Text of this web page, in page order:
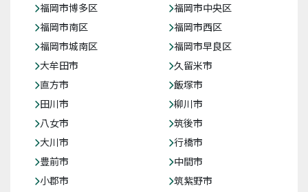
福岡市博多区
福岡市中央区
福岡市南区
福岡市西区
福岡市城南区
福岡市早良区
大牟田市
久留米市
直方市
飯塚市
田川市
柳川市
八女市
筑後市
大川市
行橋市
豊前市
中間市
小郡市
筑紫野市